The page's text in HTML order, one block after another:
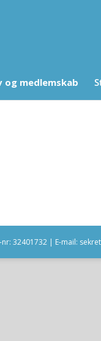
og medlemskab
32401732 | E-mail: